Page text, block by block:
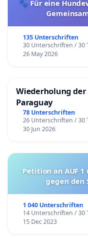
🐾 Für eine
135 Unterschriften
30 Unterschriften / 30
26 May 2026
Wiederholung der
Paraguay
78 Unterschriften
26 Unterschriften / 30
30 Jun 2026
Petition an AUF
gegen den
1 040 Unterschriften
14 Unterschriften / 30
15 Dec 2023